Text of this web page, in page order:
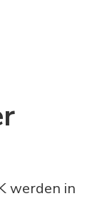
werden in